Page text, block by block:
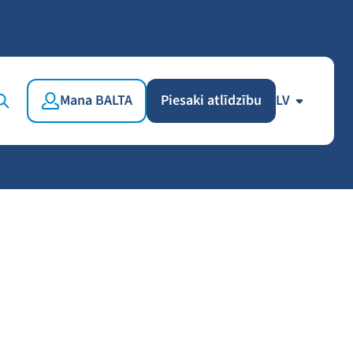
Mana BALTA Piesaki atlīdzību LV